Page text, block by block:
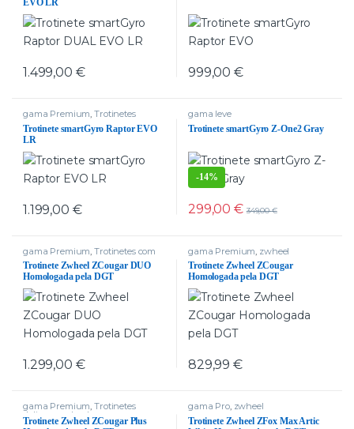
EVO LR
1.499,00 € 999,00€
gama Premium,Trotinetes
delivery
Trotinete smartGyro Raptor EVO
LR
1.199,00 €
gama leve
Trotinete smartGyro Z-One2 Gray
-14%
299,00€ 349,00€
gama Premium ,Trotinetes com
dois motores, Trotinetes delivery
zwheel
Trotinete Zwheel ZCougar DUO
Homologada pela DGT
1.299,00 €
gama Premium zwheel
Trotinete Zwheel ZCougar
Homologada pela DGT
829,99€
gama Premium,Trotinetes
delivery zwheel
Trotinete Zwheel ZCougar Plus
gama Pro, zwheel
Trotinete Zwheel ZFox Max Artic